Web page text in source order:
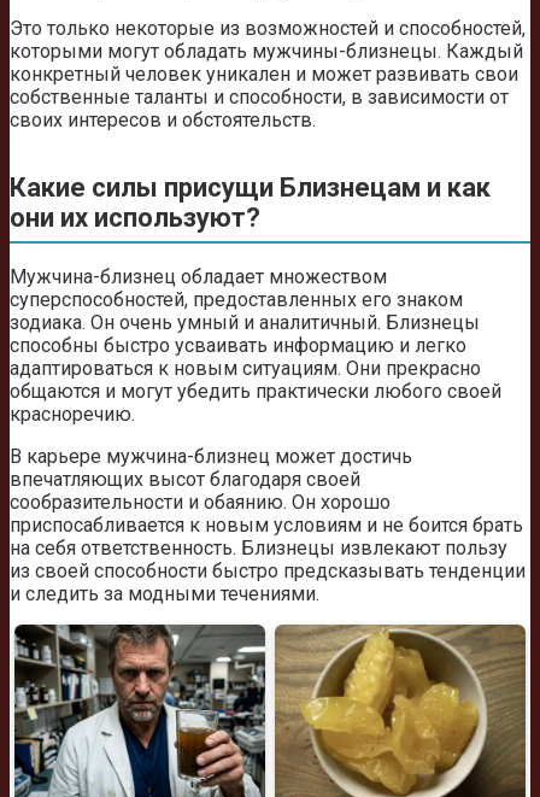
Это только некоторые из возможностей и способностей,
которыми могут обладать мужчины-близнецы. Каждый
конкретный человек уникален и может развивать свои
собственные таланты и способности, в зависимости от
своих интересов и обстоятельств.
Какие силы присущи Близнецам и как
они их используют?
Мужчина-близнец обладает множеством
суперспособностей, предоставленных его знаком
зодиака. Он очень умный и аналитичный. Близнецы
способны быстро усваивать информацию и легко
адаптироваться к новым ситуациям. Они прекрасно
общаются и могут убедить практически любого своей
красноречию.
В карьере мужчина-близнец может достичь
впечатляющих высот благодаря своей
сообразительности и обаянию. Он хорошо
приспосабливается к новым условиям и не боится брать
на себя ответственность. Близнецы извлекают пользу
из своей способности быстро предсказывать тенденции
и следить за модными течениями.